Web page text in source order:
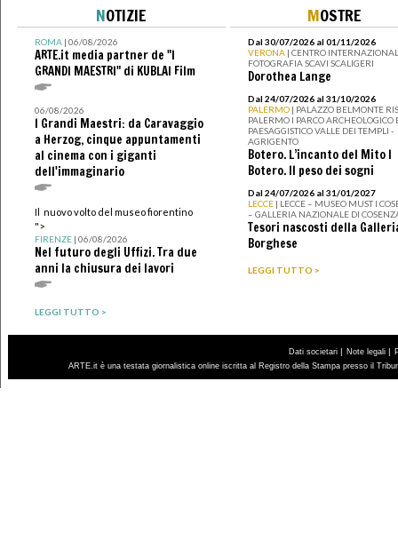
NOTIZIE
ROMA| 06/08/2026
ARTE.it media partner de "I
GRANDI MAESTRI" di KUBLAI Film
06/08/2026
I Grandi Maestri: da Caravaggio
a Herzog, cinque appuntamenti
al cinema con i giganti
dell'immaginario
Il nuovo volto del museo fiorentino
">
FIRENZE| 06/08/2026
Nel futuro degli Uffizi. Tra due
anni la chiusura dei lavori
LEGGI TUTTO >
MOSTRE
Dal 30/07/2026 al 01/11/2026
VERONA | CENTRO
FOTOGRAFIA SCAVI SCALIGERI
Dorothea Lange
Dal 24/07/2026 al 31/10/2026
PALERMO | PALAZZO BELMONTE
PALERMO I PARCO ARCHEOLOGICO
PAESAGGISTICO VALLE DEI TEMPLI -
AGRIGENTO
Botero. L’incanto del Mito I
Botero. Il peso dei sogni
Dal 24/07/2026 al 31/01/2027
LECCE | LECCE – MUSEO MUST I
– GALLERIA NAZIONALE DI
Tesori nascosti della
Borghese
LEGGI TUTTO >
Dati societari | Note legali |
ARTE.it è una testata giornalistica online iscritta al Registro della Stampa presso il